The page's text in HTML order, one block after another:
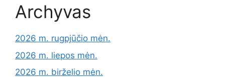
Archyvas
2026 m. rugpjūčio mėn.
2026 m. liepos mėn.
2026 m. birželio mėn.